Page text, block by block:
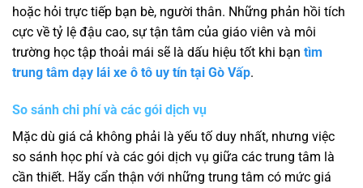
hoặc hỏi trực tiếp bạn bè, người thân. Những phản hồi tích
cực về tỷ lệ đậu cao, sự tận tâm của giáo viên và môi
trường học tập thoải mái sẽ là dấu hiệu tốt khi bạn tìm
trung tâm dạy lái xe ô tô uy tín tại Gò Vấp.
So sánh chi phí và các gói dịch vụ
Mặc dù giá cả không phải là yếu tố duy nhất, nhưng việc
so sánh học phí và các gói dịch vụ giữa các trung tâm là
cần thiết. Hãy cẩn thận với những trung tâm có mức giá